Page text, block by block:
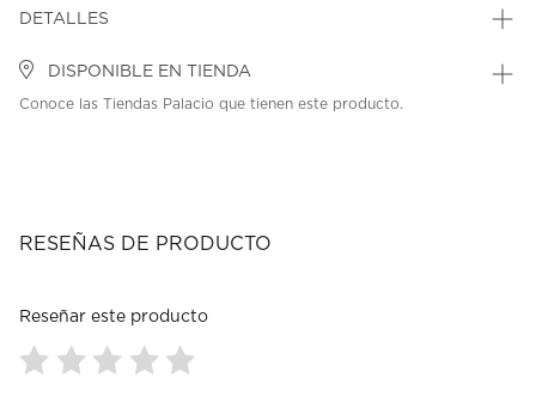
DETALLES
DISPONIBLE EN TIENDA
Conoce las Tiendas Palacio que tienen este producto.
RESEÑAS DE PRODUCTO
Reseñar este producto